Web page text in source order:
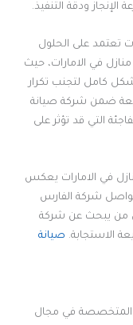
ودقة التنفيذ.
تعتمد على الحلول
في الامارات، حيث
كامل لتجنب تكرار
ضمن شركة صيانة
التي قد تؤثر على
في الامارات يعكس
تواصل شركة الفارس
من يبحث عن شركة
الاستجابة. صيانة
المتخصصة في مجال